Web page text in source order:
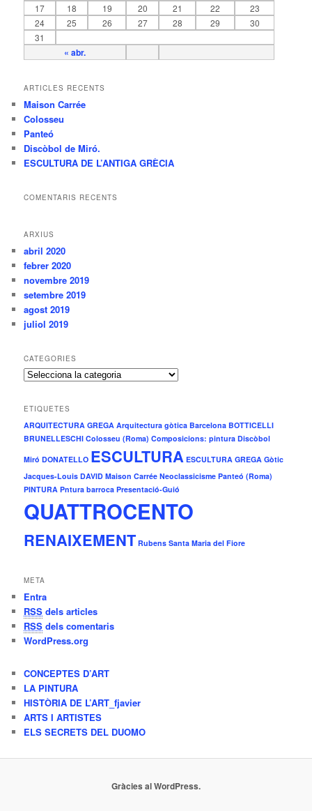
« abr.
17
18 19 20 21 22
23
24
25 26 27 28 29
30
31
ARTICLES RECENTS
Maison Carrée
Colosseu
Panteó
Discòbol de Miró.
ESCULTURA DE L’ANTIGA GRÈCIA
COMENTARIS RECENTS
ARXIUS
abril 2020
febrer 2020
novembre 2019
setembre 2019
agost 2019
juliol 2019
CATEGORIES
C
e
g
o
e
s
ETIQUETES
ARQUITECTURA GREGA Arquitectura gòtica Barcelona BOTTICELLI
BRUNELLESCHI Colosseu (Roma) Composicions: pintura Discòbol
Miró DONATELLO ESCULTURA ESCULTURA GREGA Gòtic
Jacques-Louis DAVID Maison Carrée Neoclassicisme Panteó (Roma)
PINTURA Pntura barroca Presentació-Guió
QUATTROCENTO
RENAIXEMENT Rubens Santa Maria del Fiore
META
Entra
RSS dels articles
RSS dels comentaris
WordPress.org
CONCEPTES D’ART
LA PINTURA
HISTÒRIA DE L’ART_fjavier
ARTS I ARTISTES
ELS SECRETS DEL DUOMO
Gràcies al WordPress.